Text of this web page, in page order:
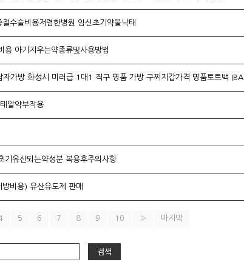
수술비용저렴한병원 임신초기약물낙­태
아기지우는약종류및사용방법
가방 화성시 미러급 1대1 직구 명품 가방 구찌지갑가격 명품토트백 IBA
알약부작용
기유산되는약성분 복용후주의사항
비용) 유산유도제 판매
5 6 7 8 9 10 » 마지막
검색